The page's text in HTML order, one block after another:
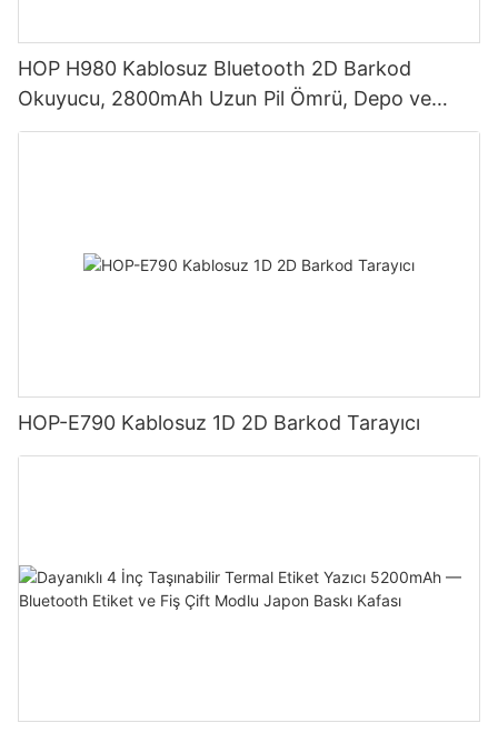
HOP H980 Kablosuz Bluetooth 2D Barkod
Okuyucu, 2800mAh Uzun Pil Ömrü, Depo ve
Lojistik İçin
HOP-E790 Kablosuz 1D 2D Barkod Tarayıcı